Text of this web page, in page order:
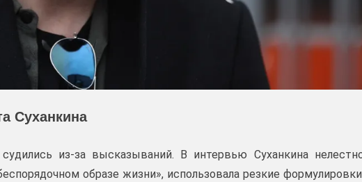
Суханкина
из-за высказываний. В интервью Суханкина
образе жизни», использовала резкие